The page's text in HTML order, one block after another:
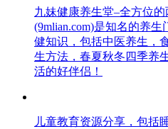
九妹健康养生堂–全方位
(9mlian.com)是知名的养
健知识，包括中医养生，
生方法，春夏秋冬四季养
活的好伴侣！
儿童教育资源分享，包括